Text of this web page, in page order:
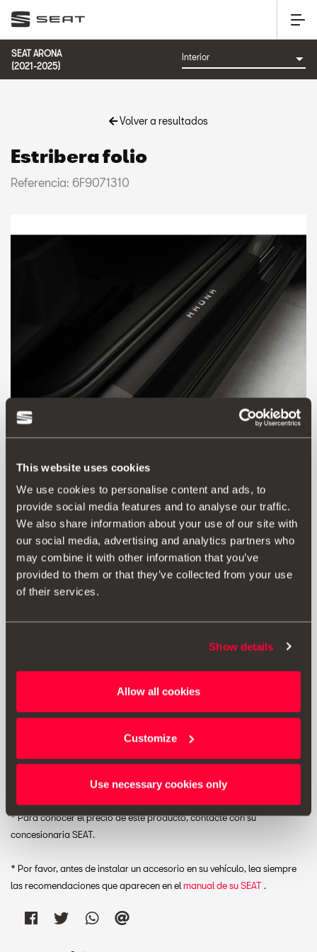
This website uses cookies
We use cookies to personalise content and ads, to
provide social media features and to analyse our traffic.
We also share information about your use of our site with
our social media, advertising and analytics partners who
may combine it with other information that you’ve
provided to them or that they’ve collected from your use
of their services.
Show details
Allow all cookies
Customize
Use necessary cookies only
SEAT ARONA
(2021-2025)
Volver a resultados
Estribera folio
Referencia: 6F9071310
Producto Documentos
Folio adhesivo negro, con el nombre del modelo,
adaptado a la forma de la estribera para proteger las
zonas de entrada de pasajeros.
Incluye instrucciones y elementos de montaje.
Imprimir
* Para conocer el precio de este producto, contacte con su
concesionaria SEAT.
* Por favor, antes de instalar un accesorio en su vehículo, lea siempre
las recomendaciones que aparecen en elmanual de su SEAT.